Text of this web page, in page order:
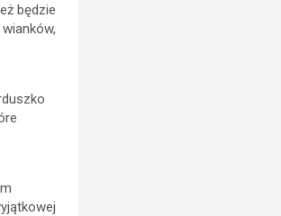
będzie